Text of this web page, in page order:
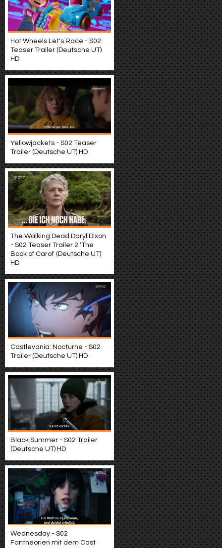
Hot Wheels Let's Race - S02
Teaser Trailer (Deutsche UT)
HD
Yellowjackets - S02 Teaser
Trailer (Deutsche UT) HD
The Walking Dead Daryl Dixon
- S02 Teaser Trailer 2 'The
Book of Carol' (Deutsche UT)
HD
Castlevania: Nocturne - S02
Trailer (Deutsche UT) HD
Black Summer - S02 Trailer
(Deutsche UT) HD
Wednesday - S02
Fantheorien mit dem Cast